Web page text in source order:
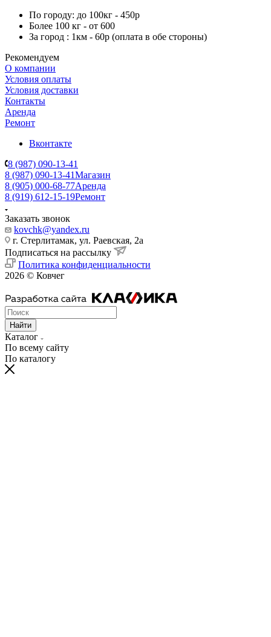
По городу: до 100кг - 450р
Более 100 кг - от 600
За город : 1км - 60р (оплата в обе стороны)
Рекомендуем
О компании
Условия оплаты
Условия доставки
Контакты
Аренда
Ремонт
Вконтакте
8 (987) 090-13-41
8 (987) 090-13-41Магазин
8 (905) 000-68-77Аренда
8 (919) 612-15-19Ремонт
Заказать звонок
kovchk@yandex.ru
г. Стерлитамак, ул. Раевская, 2а
Подписаться на рассылку
Политика конфиденциальности
2026 © Ковчег
Найти
Каталог
По всему сайту
По каталогу